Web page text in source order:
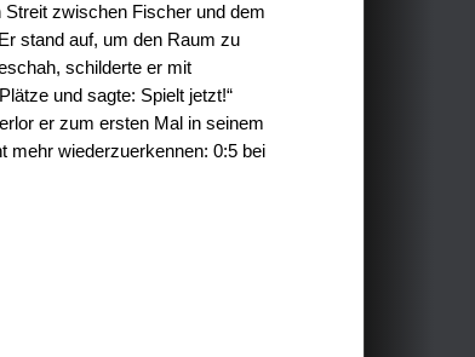
zwischen Fischer und dem
stand auf, um den Raum zu
schilderte er mit
und sagte: Spielt jetzt!“
er zum ersten Mal in seinem
mehr wiederzuerkennen: 0:5 bei